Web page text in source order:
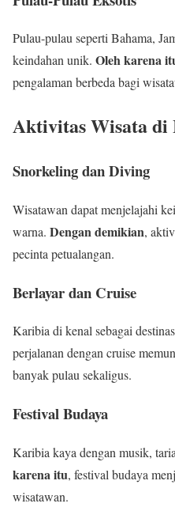
Pulau-pulau seperti Bahama,
keindahan unik. Oleh karena
pengalaman berbeda bagi
Aktivitas Wisata
Snorkeling dan Diving
Wisatawan dapat menjelajahi
warna. Dengan demikian,
pecinta petualangan.
Berlayar dan Cruise
Karibia di kenal sebagai
perjalanan dengan cruise
banyak pulau sekaligus.
Festival Budaya
Karibia kaya dengan musik,
karena itu, festival budaya
wisatawan.